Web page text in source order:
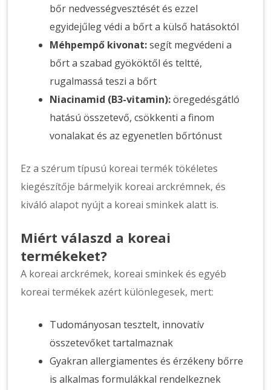
bőr nedvességvesztését és ezzel
egyidejűleg védi a bőrt a külső hatásoktól
Méhpempő kivonat:segít megvédeni a
bőrt a szabad gyököktől és teltté,
rugalmassá teszi a bőrt
Niacinamid (B3-vitamin):öregedésgátló
hatású összetevő, csökkenti a finom
vonalakat és az egyenetlen bőrtónust
Ez a szérum típusú koreai termék tökéletes
kiegészítője bármelyik koreai arckrémnek, és
kiváló alapot nyújt a koreai sminkek alatt is.
Miért válaszd a koreai
termékeket?
A koreai arckrémek, koreai sminkek és egyéb
koreai termékek azért különlegesek, mert:
Tudományosan tesztelt, innovatív
összetevőket tartalmaznak
Gyakran allergiamentes és érzékeny bőrre
is alkalmas formulákkal rendelkeznek